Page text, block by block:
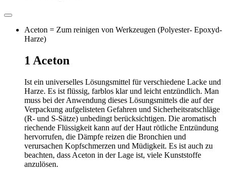
Aceton = Zum reinigen von Werkzeugen (Polyester- Epoxyd-
Harze)
1 Aceton
Ist ein universelles Lösungsmittel für verschiedene Lacke und
Harze. Es ist flüssig, farblos klar und leicht entzündlich. Man
muss bei der Anwendung dieses Lösungsmittels die auf der
Verpackung aufgelisteten Gefahren­ und Sicherheitsratschläge
(R- und S-Sätze) unbedingt berücksichtigen. Die aromatisch
riechende Flüssigkeit kann auf der Haut rötliche Entzün­dung
hervorrufen, die Dämpfe reizen die Bronchien und
verursachen Kopfschmerzen und Müdigkeit. Es ist auch zu
beachten, dass Aceton in der Lage ist, viele Kunststoffe
anzulösen.